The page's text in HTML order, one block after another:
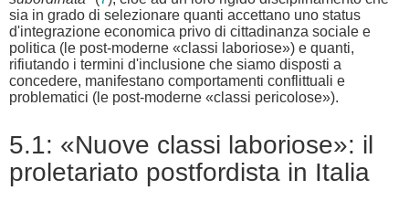
sia in grado di selezionare quanti accettano uno status
d'integrazione economica privo di cittadinanza sociale e
politica (le post-moderne «classi laboriose») e quanti,
rifiutando i termini d'inclusione che siamo disposti a
concedere, manifestano comportamenti conflittuali e
problematici (le post-moderne «classi pericolose»).
5.1: «Nuove classi laboriose»: il
proletariato postfordista in Italia